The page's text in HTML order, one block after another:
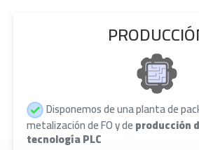
Disponemos de una planta de
metalización de FO y deproducción
tecnología PLC